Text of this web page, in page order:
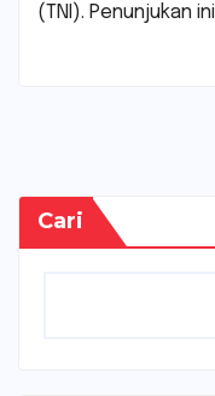
(TNI). Penunjukan
Cari